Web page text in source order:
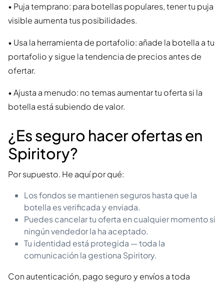
• Puja temprano: para botellas populares, tener tu puja
visible aumenta tus posibilidades.
• Usa la herramienta de portafolio: añade la botella a tu
portafolio y sigue la tendencia de precios antes de
ofertar.
• Ajusta a menudo: no temas aumentar tu oferta si la
botella está subiendo de valor.
¿Es seguro hacer ofertas en
Spiritory?
Por supuesto. He aquí por qué:
Los fondos se mantienen seguros hasta que la
botella es verificada y enviada.
Puedes cancelar tu oferta en cualquier momento si
ningún vendedor la ha aceptado.
Tu identidad está protegida — toda la
comunicación la gestiona Spiritory.
Con autenticación, pago seguro y envíos a toda